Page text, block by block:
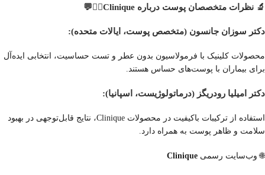
🔬 نظرات متخصصان پوست درباره Clinique👩‍⚕️💬
دکتر سوزان جانسون (متخصص پوست، ایالات متحده):
محصولات کلینیک با فرمولاسیون بدون عطر و تست حساسیت، انتخابی ایده‌آل
برای بیماران با پوست‌های حساس هستند.
دکتر امیلیا رودریگز (درماتولوژیست، اسپانیا):
استفاده از ترکیبات باکیفیت در محصولات Clinique، نتایج قابل‌توجهی در بهبود
سلامت و ظاهر پوست به همراه دارد.
🌐 وب‌سایت رسمی Clinique